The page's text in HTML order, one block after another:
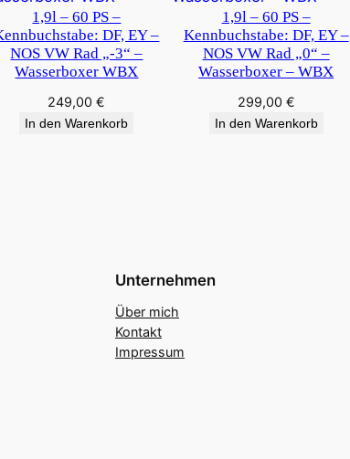
1,9l – 60 PS –
DF, EY –
NOS VW Rad „-3“ –
Wasserboxer WBX
249,00€
In den Warenkorb
1,9l – 60 PS –
Kennbuchstabe: DF, EY –
NOS VW Rad „0“ –
Wasserboxer – WBX
299,00 €
In den Warenkorb
Unternehmen
Über mich
Kontakt
Impressum